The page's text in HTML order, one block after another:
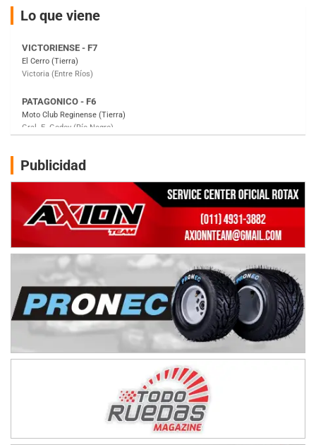
Lo que viene
El Cerro (Tierra)
Victoria (Entre Ríos)
PATAGONICO - F6
Moto Club Reginense (Tierra)
Gral. E. Godoy (Río Negro)
CSK - F7
Juventud Unida (Tierra)
Humboldt (Santa Fe)
NORESTE SANTAFESINO - F6
Ciudad de Avellaneda (Asfalto)
Avellaneda (Santa Fe)
SUR SANTAFESINO - F4
José Samuel Sánchez (Tierra)
TUCUMANO - F5
Juan Navarro (Asfalto)
COBERTURA ESPECIAL DE E-KART.COM.AR
08/09-AGO
IAME SERIES ARGENTINA 6
Ciudad de Trenque Lauquen (Asfalto)
Trenque Lauquen (Buenos Aires)
Publicidad